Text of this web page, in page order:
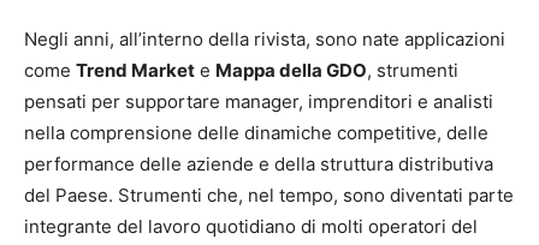
Negli anni, all’interno della rivista, sono nate applicazioni
come Trend Market e Mappa della GDO, strumenti
pensati per supportare manager, imprenditori e analisti
nella comprensione delle dinamiche competitive, delle
performance delle aziende e della struttura distributiva
del Paese. Strumenti che, nel tempo, sono diventati parte
integrante del lavoro quotidiano di molti operatori del